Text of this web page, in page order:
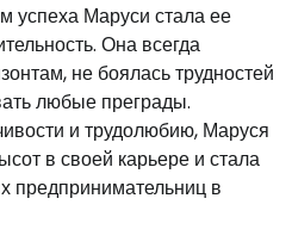
успеха Маруси стала ее
Она всегда
не боялась трудностей
любые преграды.
и трудолюбию, Маруся
в своей карьере и стала
предпринимательниц в